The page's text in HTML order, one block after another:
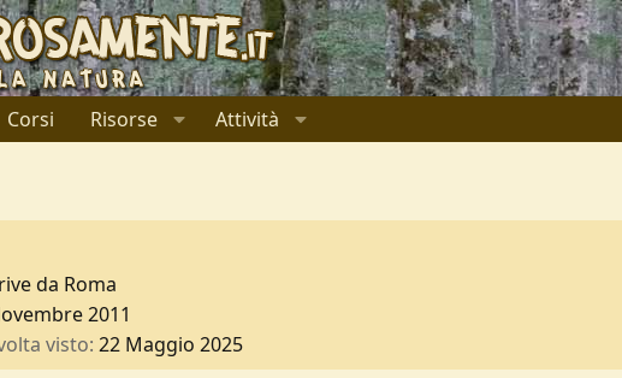
Corsi Risorse Attività
da Roma
2011
visto 22 Maggio 2025